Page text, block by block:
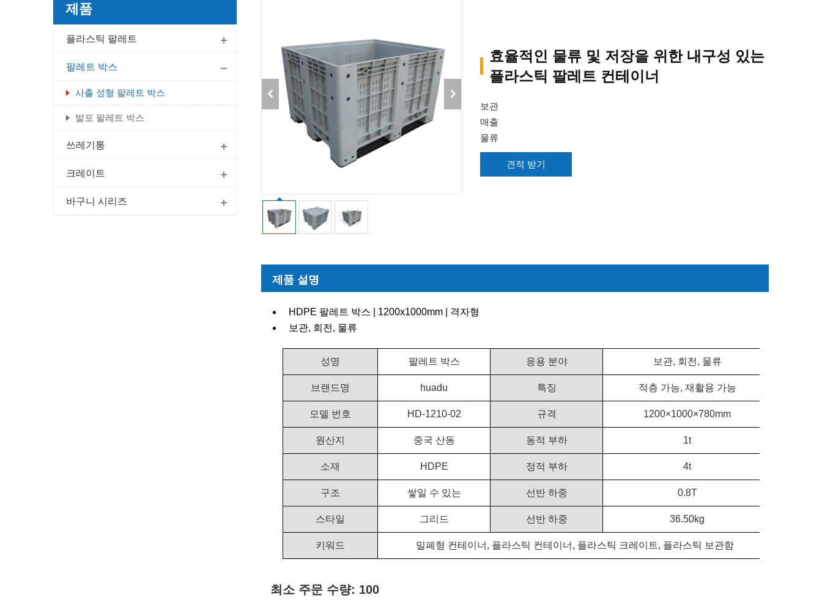
제품
플라스틱 팔레트
팔레트 박스
사출 성형 팔레트 박스
발포 팔레트 박스
쓰레기통
크레이트
바구니 시리즈
효율적인 물류 및 저장을 위한 내구성 있는
플라스틱 팔레트 컨테이너
보관
매출
물류
견적 받기
제품 설명
HDPE 팔레트 박스 | 1200x1000mm | 격자형
보관, 회전, 물류
성명 팔레트 박스 응용 분야 보관, 회전, 물류
브랜드명 huadu 특징 적층 가능, 재활용 가능
모델 번호 HD-1210-02 규격 1200×1000×780mm
원산지 중국 산동 동적 부하 1t
소재 HDPE 정적 부하 4t
구조 쌓일 수 있는 선반 하중 0.8T
스타일 그리드 선반 하중 36.50kg
키워드 밀폐형 컨테이너, 플라스틱 컨테이너, 플라스틱 크레이트, 플라스틱 보관함
최소 주문 수량: 100